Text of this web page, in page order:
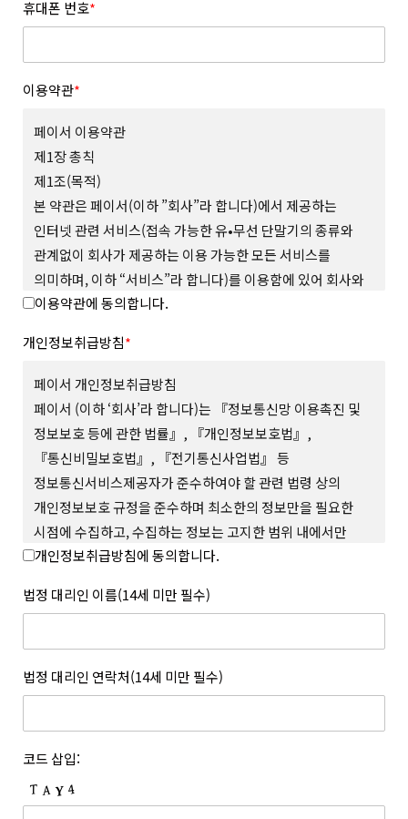
휴대폰 번호*
이용약관*
페이서 이용약관
제1장 총칙
제1조(목적)
본 약관은 페이서(이하 ”회사”라 합니다)에서 제공하는
인터넷 관련 서비스(접속 가능한 유•무선 단말기의 종류와
관계없이 회사가 제공하는 이용 가능한 모든 서비스를
의미하며, 이하 “서비스”라 합니다)를 이용함에 있어 회사와
회원의 권리와 의무, 책임사항을 규정함을 그 목적으로
제 2 조 (용어의 정의)
본 약관에서 사용하는 용어의 정의는 다음과 같습니다.
1. “사이트”란 회사가 재화 또는 서비스(이하 “상품 등”이라
합니다)를 회원에게 제공하기 위하여 컴퓨터 등 정보통신설비를
이용하여 상품 등을 거래할 수 있도록 설정한 가상의 영업장을
말하며 회사가 모바일 환경에서 서비스하는 모바일 웹과 앱을
포함합니다.
2. “회원”이라 함은 사이트에서 정한 소정의 절차를 거쳐
회원가입을 한 자로서, 약관에 따라 회사가 제공하는 서비스를
이용할 수 있는 자를 말합니다.
3. “아이디(ID)”라 함은 회원의 식별과 서비스의 이용을 위하여
서비스 연동을 통해 수집된 전자우편주소를 말합니다.
권익 및 비밀보호를 위하여 회원 스스로가 설정하여 사이트에
등록한 문자와 숫자의 조합을 말합니다.
있는 쿠폰을 말합니다.
7. 위 항에서 정의되지 않은 약관 상의 용어의 의미는 일반적인
거래관행에 따릅니다.
이용약관에 동의합니다.
개인정보취급방침*
페이서 개인정보취급방침
페이서 (이하 ‘회사’라 합니다)는 『정보통신망 이용촉진 및
정보보호 등에 관한 법률』, 『개인정보보호법』,
『통신비밀보호법』, 『전기통신사업법』 등
정보통신서비스제공자가 준수하여야 할 관련 법령 상의
개인정보보호 규정을 준수하며 최소한의 정보만을 필요한
시점에 수집하고, 수집하는 정보는 고지한 범위 내에서만
사용하며, 사전 동의 없이 그 범위를 초과하여 이용하거나
있습니다.
어떠한 용도와 방식으로 이용되고 있으며, 개인정보보호를 위해
어떠한 조치가 취해지고 있는지 알려드리고 개인정보취급방침을
개정하는 경우 개정 이유 및 내용에 관하여 웹사이트 및 전자우편
보호하고 있습니다.
1. 개인정보의 수집 및 이용목적
수집시기
구분 수집항목
개인정보취급방침에 동의합니다.
법정 대리인 이름(14세 미만 필수)
법정 대리인 연락처(14세 미만 필수)
코드 삽입: